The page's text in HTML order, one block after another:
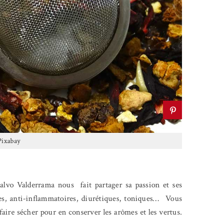
Valderrama nous
fait partager sa passion et ses
anti-inflammatoires, diurétiques, toniques… Vous
sécher pour en conserver les arômes et les vertus.